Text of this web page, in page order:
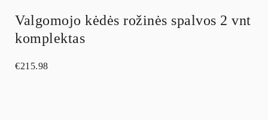
Valgomojo kėdės rožinės spalvos 2 vnt
komplektas
€215.98